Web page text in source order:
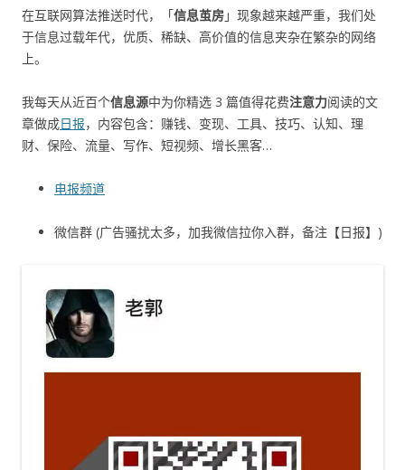
在互联网算法推送时代，「信息茧房」现象越来越严重，我们处
于信息过载年代，优质、稀缺、高价值的信息夹杂在繁杂的网络
上。
我每天从近百个信息源中为你精选 3 篇值得花费注意力阅读的文
章做成日报，内容包含：赚钱、变现、工具、技巧、认知、理
财、保险、流量、写作、短视频、增长黑客…
电报频道
微信群 (广告骚扰太多，加我微信拉你入群，备注【日报】)